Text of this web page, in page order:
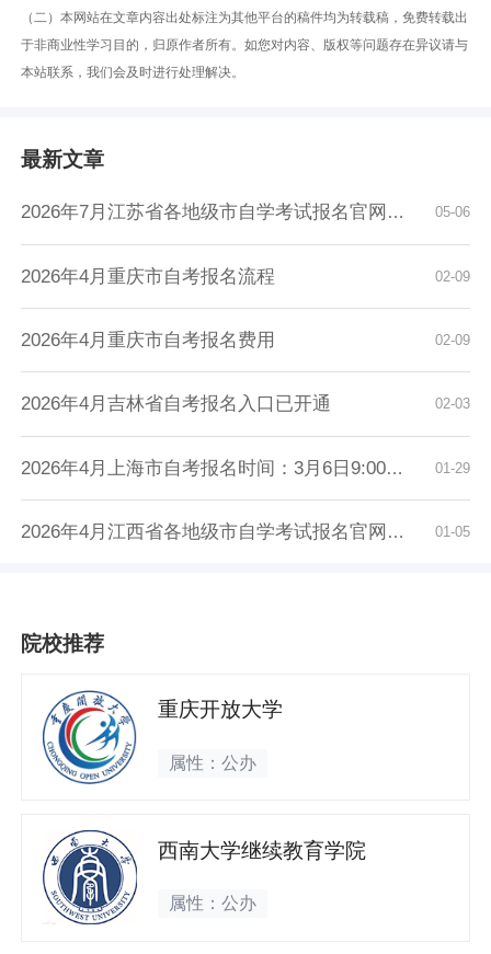
（二）本网站在文章内容出处标注为其他平台的稿件均为转载稿，免费转载出
于非商业性学习目的，归原作者所有。如您对内容、版权等问题存在异议请与
本站联系，我们会及时进行处理解决。
最新文章
05-06
2026年7月江苏省各地级市自学考试报名官网入口...
02-09
2026年4月重庆市自考报名流程
02-09
2026年4月重庆市自考报名费用
02-03
2026年4月吉林省自考报名入口已开通
01-29
2026年4月上海市自考报名时间：3月6日9:00至3月...
01-05
2026年4月江西省各地级市自学考试报名官网入口...
院校推荐
重庆开放大学
属性：公办
西南大学继续教育学院
属性：公办